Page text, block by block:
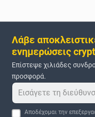
Λάβε
ενημερώσεις
Επίστεψε χιλιάδες
προσφορά.
Αποδέχομαι την